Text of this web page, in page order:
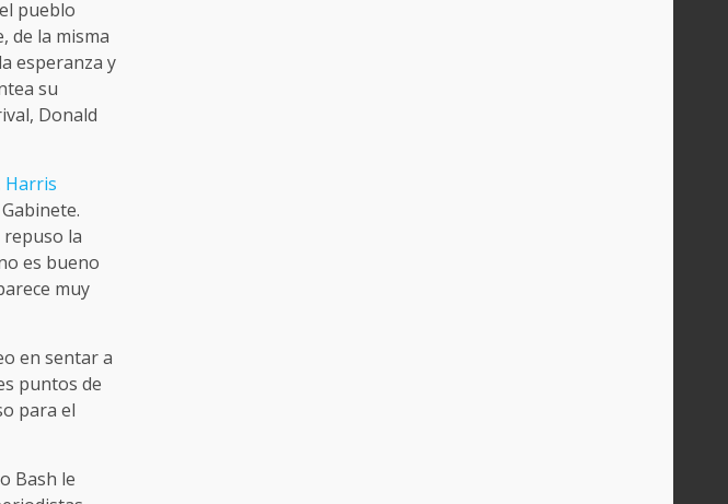
pueblo
de la misma
esperanza y
su
Donald
Harris
repuso la
es bueno
muy
en sentar a
puntos de
para el
Bash le